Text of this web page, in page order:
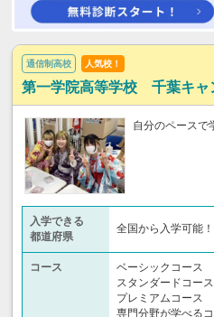
通信制高校 人気校！
第一学院高等学校 千葉キャ
自分のペースで
入学できる
都道府県
全国から入学可能！
コース
ベーシックコース
スタンダードコース
プレミアムコース
専門分野が学べる